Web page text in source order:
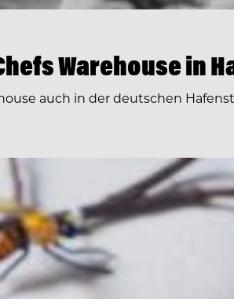
Warehouse in
auch in der deutschen